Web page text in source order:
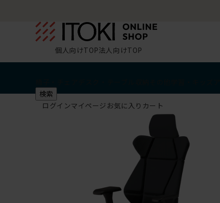
個人向けTOP法人向けTOP
検索
ログインマイページ お気に入り カート